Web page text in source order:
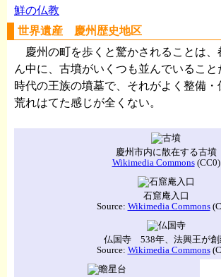
鮮の仏教
世界遺産 慶州歴史地区
慶州の町を歩くと驚かされることは、
ん中に、古墳がいくつも並んでいるこ
時代の王族の墳墓で、それがよく整備・
荒れはてた感じが全くない。
慶州市内に散在する古墳
Wikimedia Commons(CC0)
石窟庵入口
Source: Wikimedia Commons
仏国寺 538年、法興王が創
Source: Wikimedia Commons